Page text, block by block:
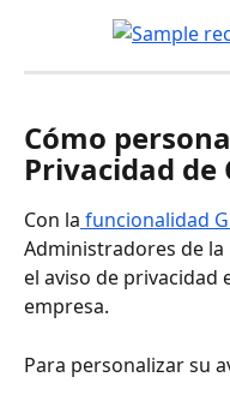
Cómo
Privacidad
Con la funcionalidad
Administradores de
el aviso de privacidad
empresa.
Para personalizar su